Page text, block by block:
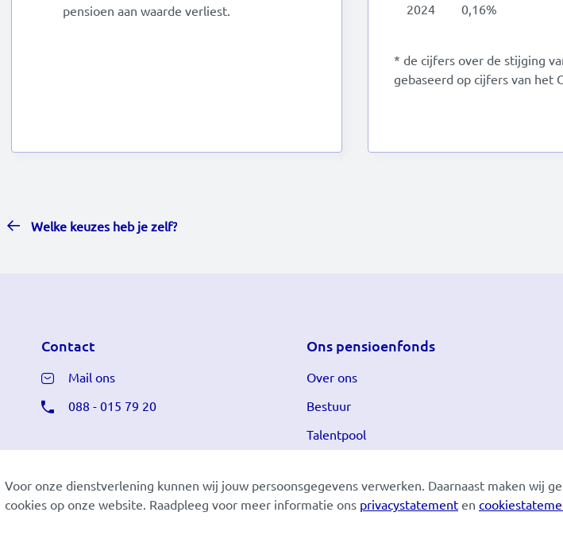
Voor onze dienstverlening kunnen wij jouw persoonsgegevens verwerken. Daarnaast maken wij
cookies op onze website. Raadpleeg voor meer informatie ons privacystatement en
pensioen aan waarde verliest.
2024 0,16%
* de cijfers over de stijging
gebaseerd op cijfers van het
Welke keuzes heb je zelf?
Contact
Mail ons
088 - 015 79 20
Ons pensioenfonds
Over ons
Bestuur
Talentpool